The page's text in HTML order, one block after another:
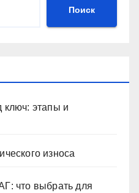
Поиск
ключ: этапы и
износа
что выбрать для